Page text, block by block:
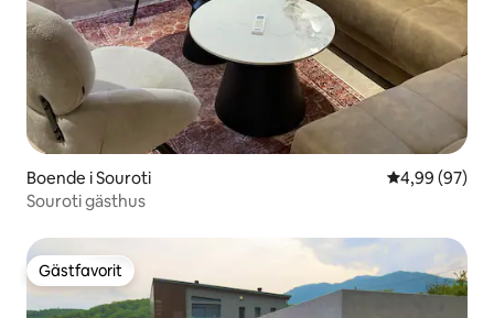
Boende i Souroti 4,99 av 5 i
4,99 (97)
Souroti gästhus
Gästfavorit
Gästfavorit